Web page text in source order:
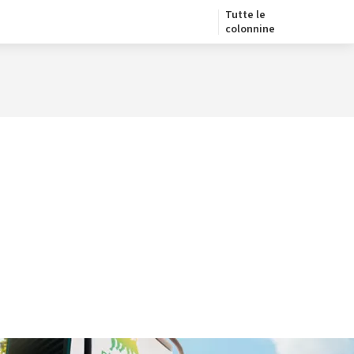
Tutte le
colonnine